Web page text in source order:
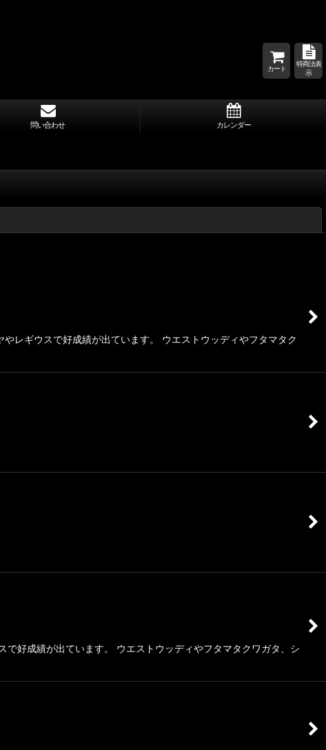
カート
特商法表
示
問い合わせ カレンダー
ギウスで好成績が出ています。 ウエストウッディやフタマタク
成績が出ています。 ウエストウッディやフタマタクワガタ、シ